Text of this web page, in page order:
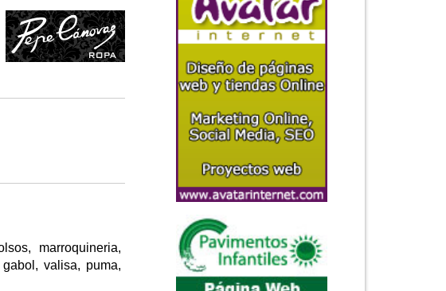
marroquineria,
valisa, puma,